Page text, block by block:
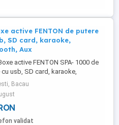
active FENTON de putere
SD card, karaoke,
Aux
active FENTON SPA- 1000 de
usb, SD card, karaoke,
Aux .woofere roșii de 10"
pentru medii înalte , sistem
din Germania , Putere maxima
Transformă-ți petrecerea la
de sonorizare ! vin insoțite de
Bacau
validat